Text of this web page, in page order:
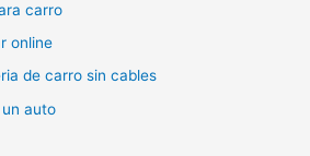
carro
online
de carro sin cables
auto